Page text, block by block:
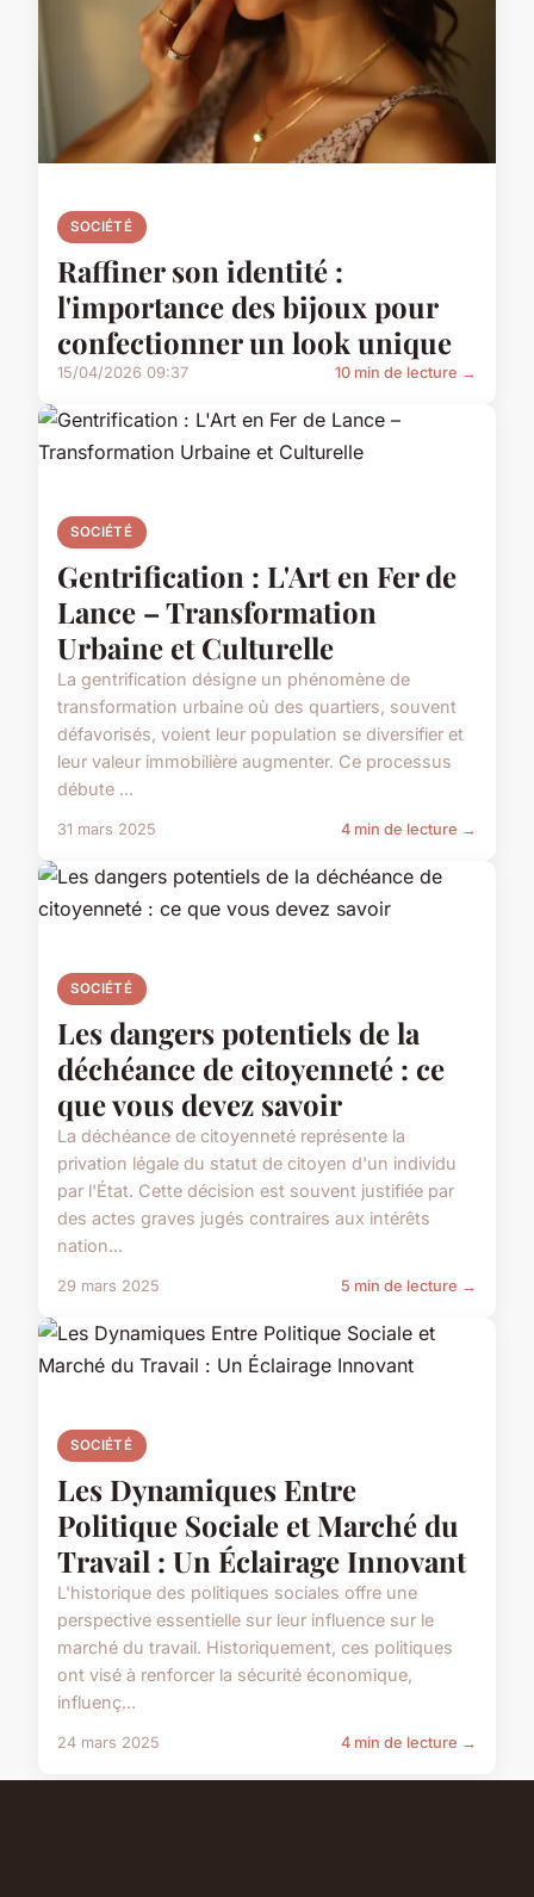
SOCIÉTÉ
Raffiner son identité :
l'importance des bijoux pour
confectionner un look unique
15/04/2026 09:37 10 min de lecture →
SOCIÉTÉ
Gentrification : L'Art en Fer de
Lance – Transformation
Urbaine et Culturelle
La gentrification désigne un phénomène de
transformation urbaine où des quartiers, souvent
défavorisés, voient leur population se diversifier et
leur valeur immobilière augmenter. Ce processus
débute ...
31 mars 2025 4 min de lecture →
SOCIÉTÉ
Les dangers potentiels de la
déchéance de citoyenneté : ce
que vous devez savoir
La déchéance de citoyenneté représente la
privation légale du statut de citoyen d'un individu
par l'État. Cette décision est souvent justifiée par
des actes graves jugés contraires aux intérêts
nation...
29 mars 2025 5 min de lecture →
SOCIÉTÉ
Les Dynamiques Entre
Politique Sociale et Marché du
Travail : Un Éclairage Innovant
L'historique des politiques sociales offre une
perspective essentielle sur leur influence sur le
marché du travail. Historiquement, ces politiques
ont visé à renforcer la sécurité économique,
influenç...
24 mars 2025 4 min de lecture →